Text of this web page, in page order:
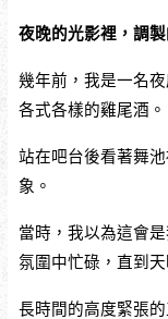
夜晚的光影裡，調
幾年前，我是一名
各式各樣的雞尾酒。
站在吧台後看著舞
象。
當時，我以為這會
氛圍中忙碌，直到天
長時間的高度緊張